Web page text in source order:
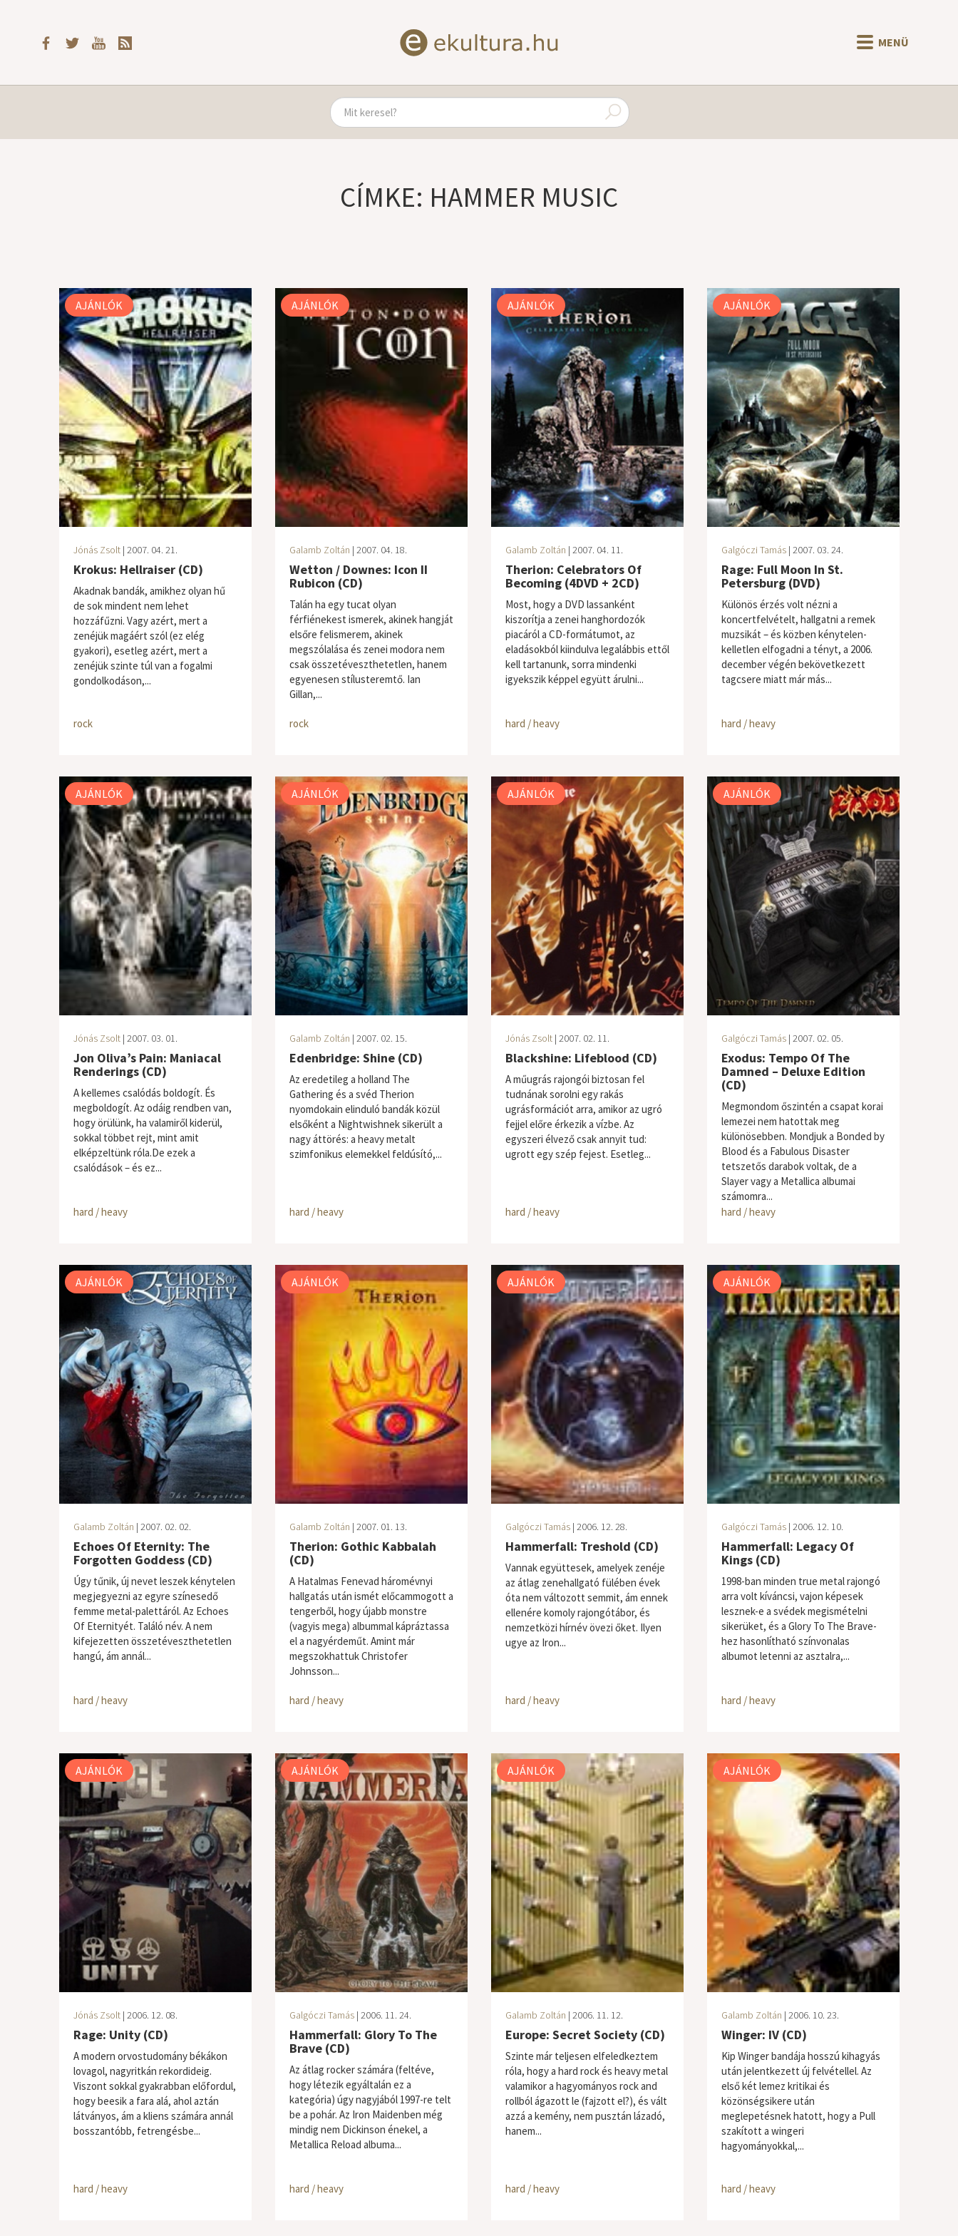
MENÜ
CÍMKE: HAMMER MUSIC
AJÁNLÓK
Jónás Zsolt| 2007. 04. 21.
Krokus: Hellraiser (CD)
Akadnak bandák, amikhez olyan hű
de sok mindent nem lehet
hozzáfűzni. Vagy azért, mert a
zenéjük magáért szól (ez elég
gyakori), esetleg azért, mert a
zenéjük szinte túl van a fogalmi
gondolkodáson,...
rock
AJÁNLÓK
Galamb Zoltán | 2007. 04. 18.
Wetton / Downes: Icon II
Rubicon (CD)
Talán ha egy tucat olyan
férfiénekest ismerek, akinek hangját
elsőre felismerem, akinek
megszólalása és zenei modora nem
csak összetéveszthetetlen, hanem
egyenesen stílusteremtő. Ian
Gillan,...
rock
AJÁNLÓK
Galamb Zoltán | 2007. 04. 11.
Therion: Celebrators Of
Becoming (4DVD + 2CD)
Most, hogy a DVD lassanként
kiszorítja a zenei hanghordozók
piacáról a CD-formátumot, az
eladásokból kiindulva legalábbis ettől
kell tartanunk, sorra mindenki
igyekszik képpel együtt árulni...
hard / heavy
AJÁNLÓK
Galgóczi Tamás| 2007. 03. 24.
Rage: Full Moon In St.
Petersburg (DVD)
Különös érzés volt nézni a
koncertfelvételt, hallgatni a remek
muzsikát – és közben kénytelen-
kelletlen elfogadni a tényt, a 2006.
december végén bekövetkezett
tagcsere miatt már más...
hard / heavy
AJÁNLÓK
Jónás Zsolt| 2007. 03. 01.
Jon Oliva’s Pain: Maniacal
Renderings (CD)
A kellemes csalódás boldogít. És
megboldogít. Az odáig rendben van,
hogy örülünk, ha valamiről kiderül,
sokkal többet rejt, mint amit
elképzeltünk róla.De ezek a
csalódások – és ez...
hard / heavy
AJÁNLÓK
Galamb Zoltán | 2007. 02. 15.
Edenbridge: Shine (CD)
Az eredetileg a holland The
Gathering és a svéd Therion
nyomdokain elinduló bandák közül
elsőként a Nightwishnek sikerült a
nagy áttörés: a heavy metalt
szimfonikus elemekkel feldúsító,...
hard / heavy
AJÁNLÓK
Jónás Zsolt| 2007. 02. 11.
Blackshine: Lifeblood (CD)
A műugrás rajongói biztosan fel
tudnának sorolni egy rakás
ugrásformációt arra, amikor az ugró
fejjel előre érkezik a vízbe. Az
egyszeri élvező csak annyit tud:
ugrott egy szép fejest. Esetleg...
hard / heavy
AJÁNLÓK
Galgóczi Tamás| 2007. 02. 05.
Exodus: Tempo Of The
Damned – Deluxe Edition
(CD)
Megmondom őszintén a csapat korai
lemezei nem hatottak meg
különösebben. Mondjuk a Bonded by
Blood és a Fabulous Disaster
tetszetős darabok voltak, de a
Slayer vagy a Metallica albumai
számomra...
hard / heavy
AJÁNLÓK
Galamb Zoltán | 2007. 02. 02.
Echoes Of Eternity: The
Forgotten Goddess (CD)
Úgy tűnik, új nevet leszek kénytelen
megjegyezni az egyre színesedő
femme metal-palettáról. Az Echoes
Of Eternityét. Találó név. A nem
kifejezetten összetéveszthetetlen
hangú, ám annál...
hard / heavy
AJÁNLÓK
Galamb Zoltán | 2007. 01. 13.
Therion: Gothic Kabbalah
(CD)
A Hatalmas Fenevad háromévnyi
hallgatás után ismét előcammogott a
tengerből, hogy újabb monstre
(vagyis mega) albummal kápráztassa
el a nagyérdeműt. Amint már
megszokhattuk Christofer
Johnsson...
hard / heavy
AJÁNLÓK
Galgóczi Tamás| 2006. 12. 28.
Hammerfall: Treshold (CD)
Vannak együttesek, amelyek zenéje
az átlag zenehallgató fülében évek
óta nem változott semmit, ám ennek
ellenére komoly rajongótábor, és
nemzetközi hírnév övezi őket. Ilyen
ugye az Iron...
hard / heavy
AJÁNLÓK
Galgóczi Tamás| 2006. 12. 10.
Hammerfall: Legacy Of
Kings (CD)
1998-ban minden true metal rajongó
arra volt kíváncsi, vajon képesek
lesznek-e a svédek megismételni
sikerüket, és a Glory To The Brave-
hez hasonlítható színvonalas
albumot letenni az asztalra,...
hard / heavy
AJÁNLÓK
Jónás Zsolt| 2006. 12. 08.
Rage: Unity (CD)
A modern orvostudomány békákon
lovagol, nagyritkán rekordideig.
Viszont sokkal gyakrabban előfordul,
hogy beesik a fara alá, ahol aztán
látványos, ám a kliens számára annál
bosszantóbb, fetrengésbe...
hard / heavy
AJÁNLÓK
Galgóczi Tamás| 2006. 11. 24.
Hammerfall: Glory To The
Brave (CD)
Az átlag rocker számára (feltéve,
hogy létezik egyáltalán ez a
kategória) úgy nagyjából 1997-re telt
be a pohár. Az Iron Maidenben még
mindig nem Dickinson énekel, a
Metallica Reload albuma...
hard / heavy
AJÁNLÓK
Galamb Zoltán | 2006. 11. 12.
Europe: Secret Society (CD)
Szinte már teljesen elfeledkeztem
róla, hogy a hard rock és heavy metal
valamikor a hagyományos rock and
rollból ágazott le (fajzott el?), és vált
azzá a kemény, nem pusztán lázadó,
hanem...
hard / heavy
AJÁNLÓK
Galamb Zoltán | 2006. 10. 23.
Winger: IV (CD)
Kip Winger bandája hosszú kihagyás
után jelentkezett új felvétellel. Az
első két lemez kritikai és
közönségsikere után
meglepetésnek hatott, hogy a Pull
szakított a wingeri
hagyományokkal,...
hard / heavy